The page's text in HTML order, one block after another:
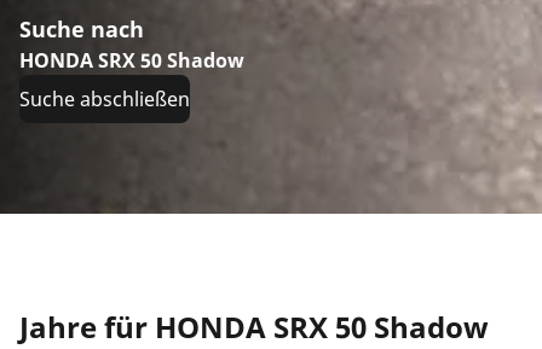
Suche nach
HONDA SRX 50 Shadow
Suche abschließen
Jahre für HONDA SRX 50 Shadow